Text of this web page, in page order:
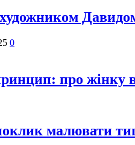
0
про жінку
малювати